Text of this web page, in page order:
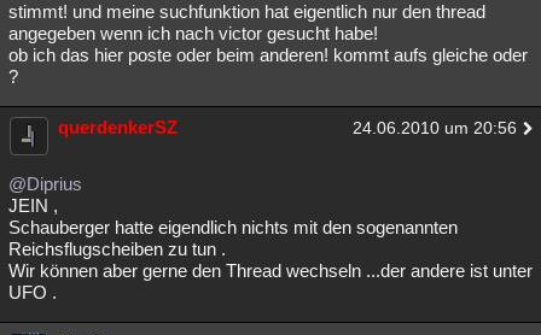
stimmt! und meine suchfunktion hat eigentlich nur den thread
angegeben wenn ich nach victor gesucht habe!
ob ich das hier poste oder beim anderen! kommt aufs gleiche oder
?
querdenkerSZ 24.06.2010 um 20:56
@Diprius
JEIN ,
Schauberger hatte eigendlich nichts mit den sogenannten
Reichsflugscheiben zu tun .
Wir können aber gerne den Thread wechseln ...der andere ist unter
UFO .